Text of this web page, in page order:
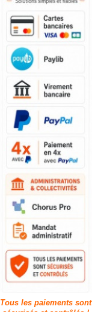
Tous les paiements sont